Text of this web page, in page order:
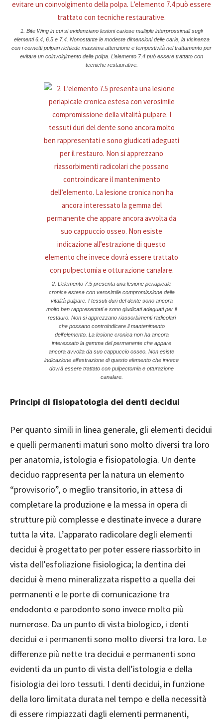
1. Bite Wing in cui si evidenziano lesioni cariose multiple interprossimali sugli
elementi 6.4, 6.5 e 7.4. Nonostante le modeste dimensioni delle carie, la vicinanza
con i cornetti pulpari richiede massima attenzione e tempestività nel trattamento per
evitare un coinvolgimento della polpa. L’elemento 7.4 può essere trattato con
tecniche restaurative.
2. L’elemento 7.5 presenta una lesione periapicale
cronica estesa con verosimile compromissione della
vitalità pulpare. I tessuti duri del dente sono ancora
molto ben rappresentati e sono giudicati adeguati per il
restauro. Non si apprezzano riassorbimenti radicolari
che possano controindicare il mantenimento
dell’elemento. La lesione cronica non ha ancora
interessato la gemma del permanente che appare
ancora avvolta da suo cappuccio osseo. Non esiste
indicazione all’estrazione di questo elemento che invece
dovrà essere trattato con pulpectomia e otturazione
canalare.
Principi di fisiopatologia dei denti decidui
Per quanto simili in linea generale, gli elementi decidui
e quelli permanenti maturi sono molto diversi tra loro
per anatomia, istologia e fisiopatologia. Un dente
deciduo rappresenta per la natura un elemento
“provvisorio”, o meglio transitorio, in attesa di
completare la produzione e la messa in opera di
strutture più complesse e destinate invece a durare
tutta la vita. L’apparato radicolare degli elementi
decidui è progettato per poter essere riassorbito in
vista dell’esfoliazione fisiologica; la dentina dei
decidui è meno mineralizzata rispetto a quella dei
permanenti e le porte di comunicazione tra
endodonto e parodonto sono invece molto più
numerose. Da un punto di vista biologico, i denti
decidui e i permanenti sono molto diversi tra loro. Le
differenze più nette tra decidui e permanenti sono
evidenti da un punto di vista dell’istologia e della
fisiologia dei loro tessuti. I denti decidui, in funzione
della loro limitata durata nel tempo e della necessità
di essere rimpiazzati dagli elementi permanenti,